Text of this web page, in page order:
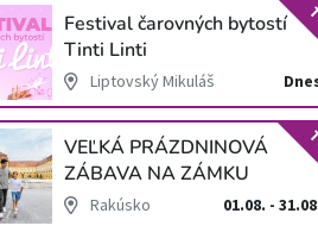
Festival čarovných bytostí
Tinti Linti
Liptovský Mikuláš
VEĽKÁ PRÁZDNINOVÁ
ZÁBAVA NA ZÁMKU
SCHLOSS HOF
Rakúsko 01.08. -